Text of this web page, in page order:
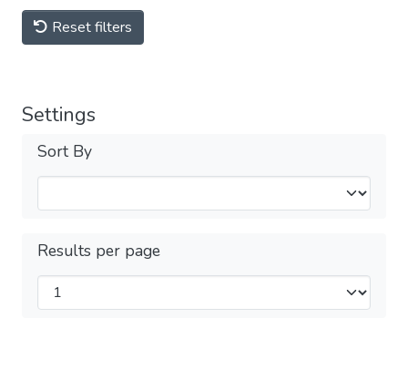
Reset filters
Settings
Sort By
Results per page